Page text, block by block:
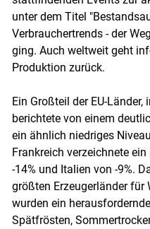
unter dem Titel
Verbrauchertrends - der
ging. Auch weltweit geht
Produktion zurück.
Ein Großteil der EU-
berichtete von einem
ein ähnlich niedriges
Frankreich verzeichnete
-14% und Italien von -9%.
größten Erzeugerländer für
wurden ein
Spätfrösten,